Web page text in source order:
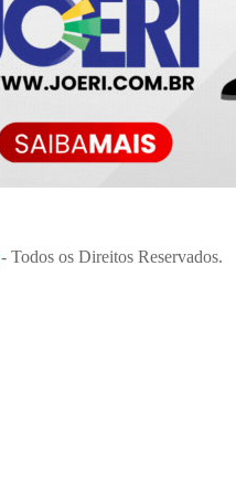
- Todos os Direitos Reservados.